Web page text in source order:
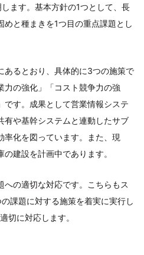
ます。基本方針の1つとして、長
と種まきを1つ目の重点課題とし
あるとおり、具体的に3つの施策で
力の強化」「コスト競争力の強
です。成果として営業情報システ
有や基幹システムと連動したサブ
率化を図っています。また、現
建設を計画中であります。
の適切な対応です。こちらもス
課題に対する施策を着実に実行し
切に対応します。